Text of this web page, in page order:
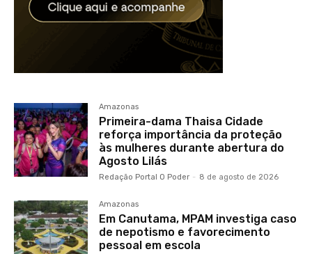
Amazonas
Primeira-dama Thaisa Cidade
reforça importância da proteção
às mulheres durante abertura do
Agosto Lilás
Redação Portal O Poder - 8 de agosto de 2026
Amazonas
Em Canutama, MPAM investiga caso
de nepotismo e favorecimento
pessoal em escola